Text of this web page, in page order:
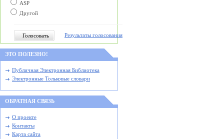
ASP
Другой
Результаты голосования
ЭТО ПОЛЕЗНО!
Публичная Электронная Библиотека
Электронные Тольковые словари
ОБРАТНАЯ СВЯЗЬ
О проекте
Контакты
Карта сайта